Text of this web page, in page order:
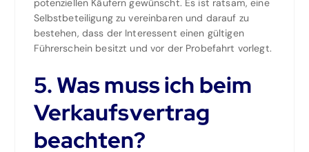
potenziellen Käufern gewünscht. Es ist ratsam, eine
Selbstbeteiligung zu vereinbaren und darauf zu
bestehen, dass der Interessent einen gültigen
Führerschein besitzt und vor der Probefahrt vorlegt.
5. Was muss ich beim
Verkaufsvertrag
beachten?